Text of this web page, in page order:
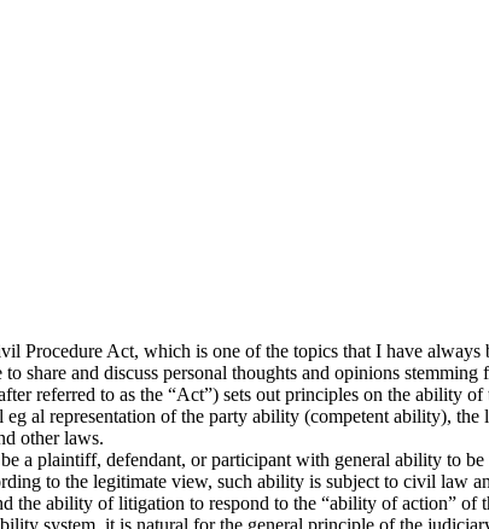
Procedure Act, which is one of the topics that I have
share and discuss personal thoughts and opinions stemming
referred to as the “Act”) sets out principles on the ability
al representation of the party ability (competent ability),
other laws.
a plaintiff, defendant, or participant with general ability to
to the legitimate view, such ability is subject to civil law
the ability of litigation to respond to the “ability of action” of
system, it is natural for the general principle of the